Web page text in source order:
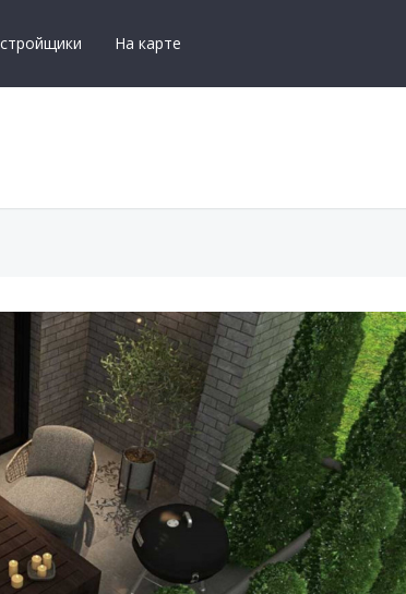
На карте